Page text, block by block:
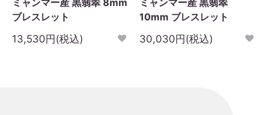
ブレスレット
13,530円(税込)
10mm ブレスレット
30,030円(税込)